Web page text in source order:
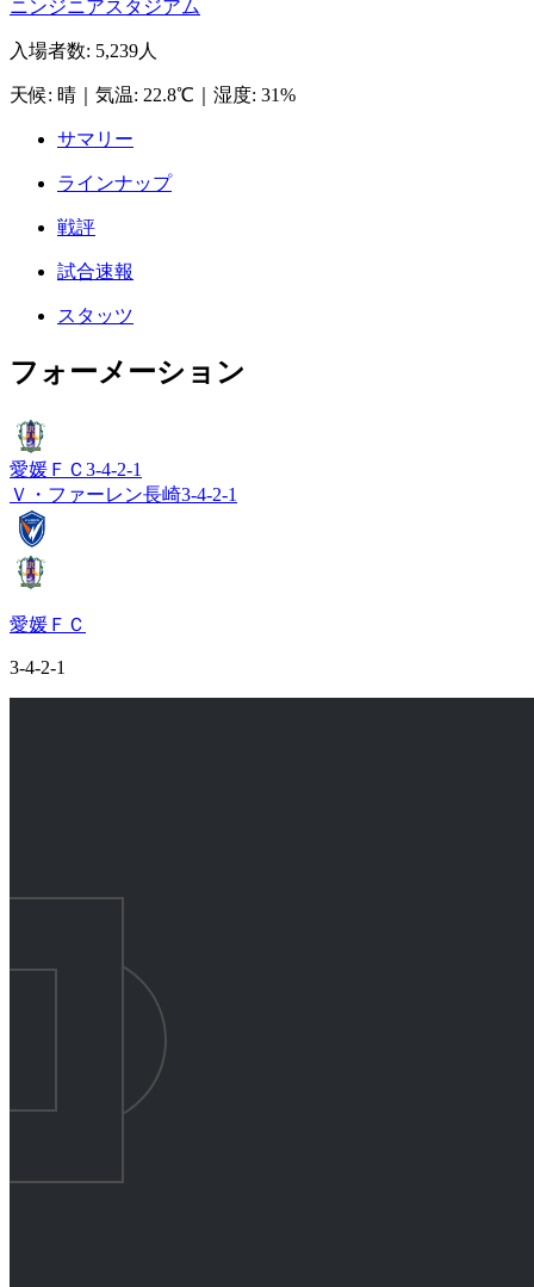
ニンジニアスタジアム
入場者数: 5,239人
天候: 晴 気温: 22.8℃ 湿度: 31%
サマリー
ラインナップ
戦評
試合速報
スタッツ
フォーメーション
愛媛ＦＣ 3-4-2-1
Ｖ・ファーレン長崎3-4-2-1
愛媛ＦＣ
3-4-2-1